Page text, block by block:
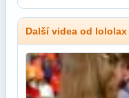
Další videa od lololax